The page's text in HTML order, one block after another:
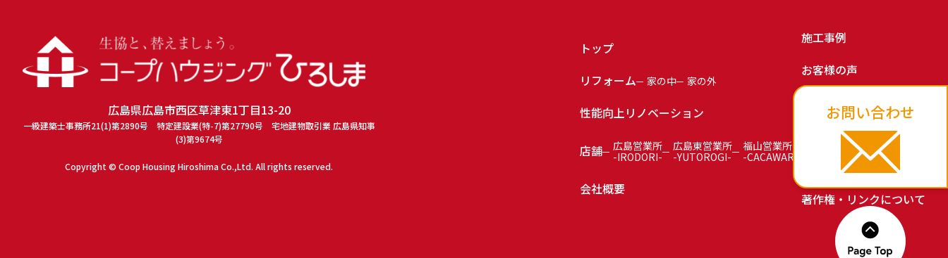
広島県広島市西区草津東1丁目13-20
一級建築士事務所21(1)第2890号 特定建設業(特-7)第27790号 宅地建物取引業 広島県知事
(3)第9674号
Copyright © Coop Housing Hiroshima Co.,Ltd. All rights reserved.
トップ
リフォーム
家の中 家の外
性能向上リノベーション
店舗
広島営業所
-IRODORI-
広島東営業所
-YUTOROGI-
福山営業所
-CACAWARI-
会社概要
施工事例
お客様の声
お知らせ
お問い合わせ
プライバシーポリシー
著作権・リンクについて
お問い合わせ